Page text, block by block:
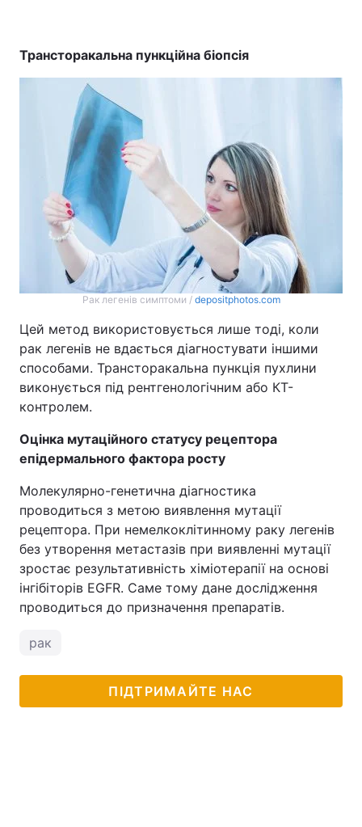
Трансторакальна пункційна біопсія
Рак легенів симптоми / depositphotos.com
Цей метод використовується лише тоді, коли
рак легенів не вдається діагностувати іншими
способами. Трансторакальна пункція пухлини
виконується під рентгенологічним або КТ-
контролем.
Оцінка мутаційного статусу рецептора
епідермального фактора росту
Молекулярно-генетична діагностика
проводиться з метою виявлення мутації
рецептора. При немелкоклітинному раку легенів
без утворення метастазів при виявленні мутації
зростає результативність хіміотерапії на основі
інгібіторів EGFR. Саме тому дане дослідження
проводиться до призначення препаратів.
рак
ПІДТРИМАЙТЕ НАС